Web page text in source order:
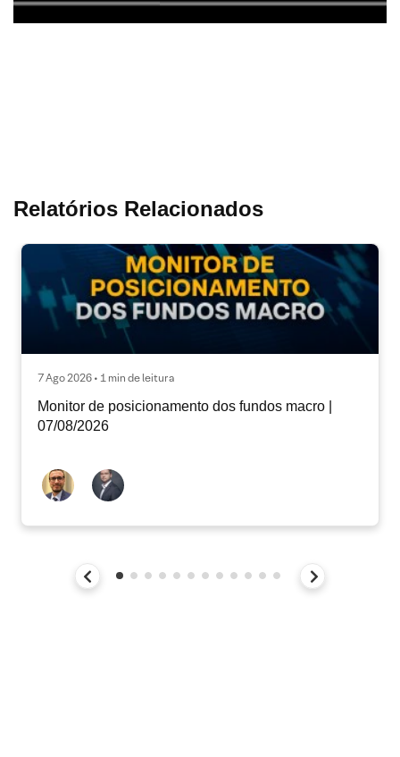
Relatórios Relacionados
7 Ago 2026 • 1 min de leitura
Monitor de posicionamento dos fundos macro |
07/08/2026